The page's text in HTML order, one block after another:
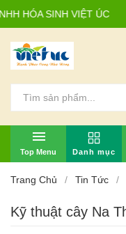
SINH VIỆT ÚC
TOP MENU
Trang Chủ Tin Tức
Kỹ thuật cây Na